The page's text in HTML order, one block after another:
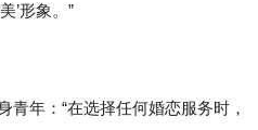
’形象。”
年：“在选择任何婚恋服务时，